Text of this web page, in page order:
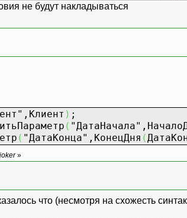
не будут накладываться
,Клиент ) ;
( "ДатаНачала"
( "ДатаКонца" ,КонецДня (
»
что (несмотря на схожесть